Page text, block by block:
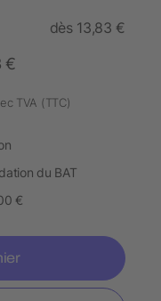
dès 13,83 €
€
TVA (TTC)
du BAT
€